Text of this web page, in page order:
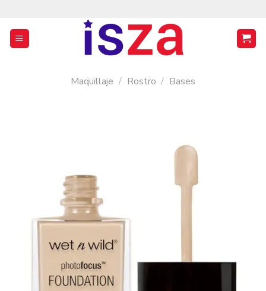
contenido
Maquillaje / Rostro / Bases